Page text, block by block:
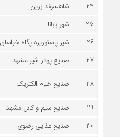
24
شاهسوند زرین
25
شهر بابانا
26
شیر پاستوریزه پگاه خراسان
27
صنایع پودر شیر مشهد
28 صنایع خیام الکتریک
29
صنایع سیم و کابل مشهد
30
صنایع غذایی رضوی